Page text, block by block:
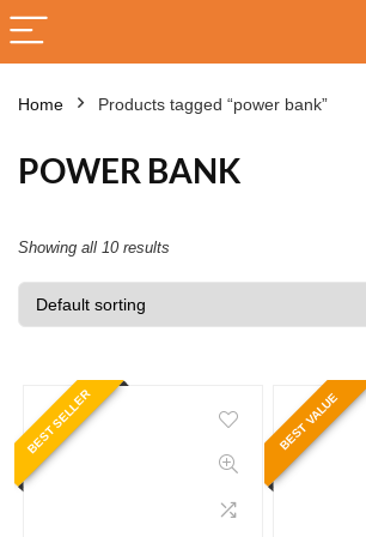
Home Products tagged “power bank”
POWER BANK
Showing all 10 results
BEST SELLER BEST VALUE